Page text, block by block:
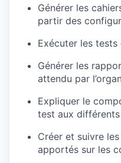
Générer les
partir des
Exécuter les
Générer les
attendu par
Expliquer le
test aux
Créer et suivre
apportés sur les